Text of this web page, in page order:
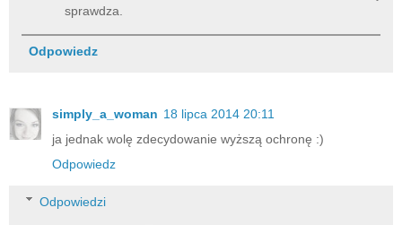
sprawdza.
Odpowiedz
simply_a_woman 18 lipca 2014 20:11
ja jednak wolę zdecydowanie wyższą ochronę :)
Odpowiedz
Odpowiedzi